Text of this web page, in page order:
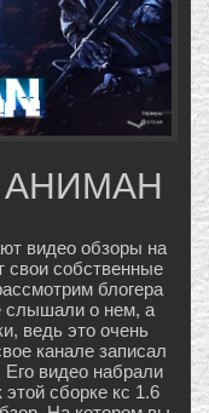
АНИМАН
видео обзоры на
свои собственные
блогера
слышали о нем, а
ведь это очень
канале записал
Его видео набрали
сборке кс 1.6